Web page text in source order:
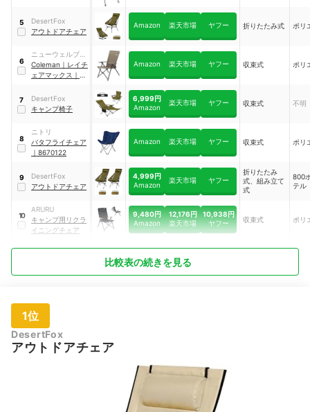
5
DesertFox
アウトドアチェア
Amazon 楽天市場 ヤフー 折りたたみ式 ポリ
6
ニューウェルブラ
ンズ・ジャパン
Coleman ｜ レイチ
ェアマックス ｜
Amazon 楽天市場 ヤフー 収束式 ポリ
7
DesertFox
キャンプ椅子
6,999円
Amazon
楽天市場 ヤフー 収束式 不明
8
ニトリ
バタフライチェア
｜ 8670122
Amazon 楽天市場 ヤフー 収束式 ポリ
9
DesertFox
アウトドアチェア
4,999円
Amazon
楽天市場 ヤフー
折りたたみ
式、組み立て
式
800
テル
10
ARURU
キャンプ用リクラ
イニングチェア
9,480円
Amazon
12,176円
楽天市場
10,938円
ヤフー
収束式 ポリ
比較表の続きを見る
1位
DesertFox
アウトドアチェア